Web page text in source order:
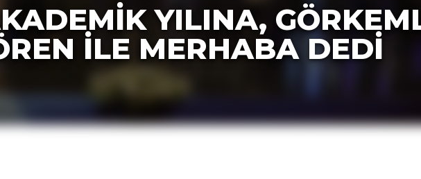
YILINA,
İLE MERHABA DEDİ